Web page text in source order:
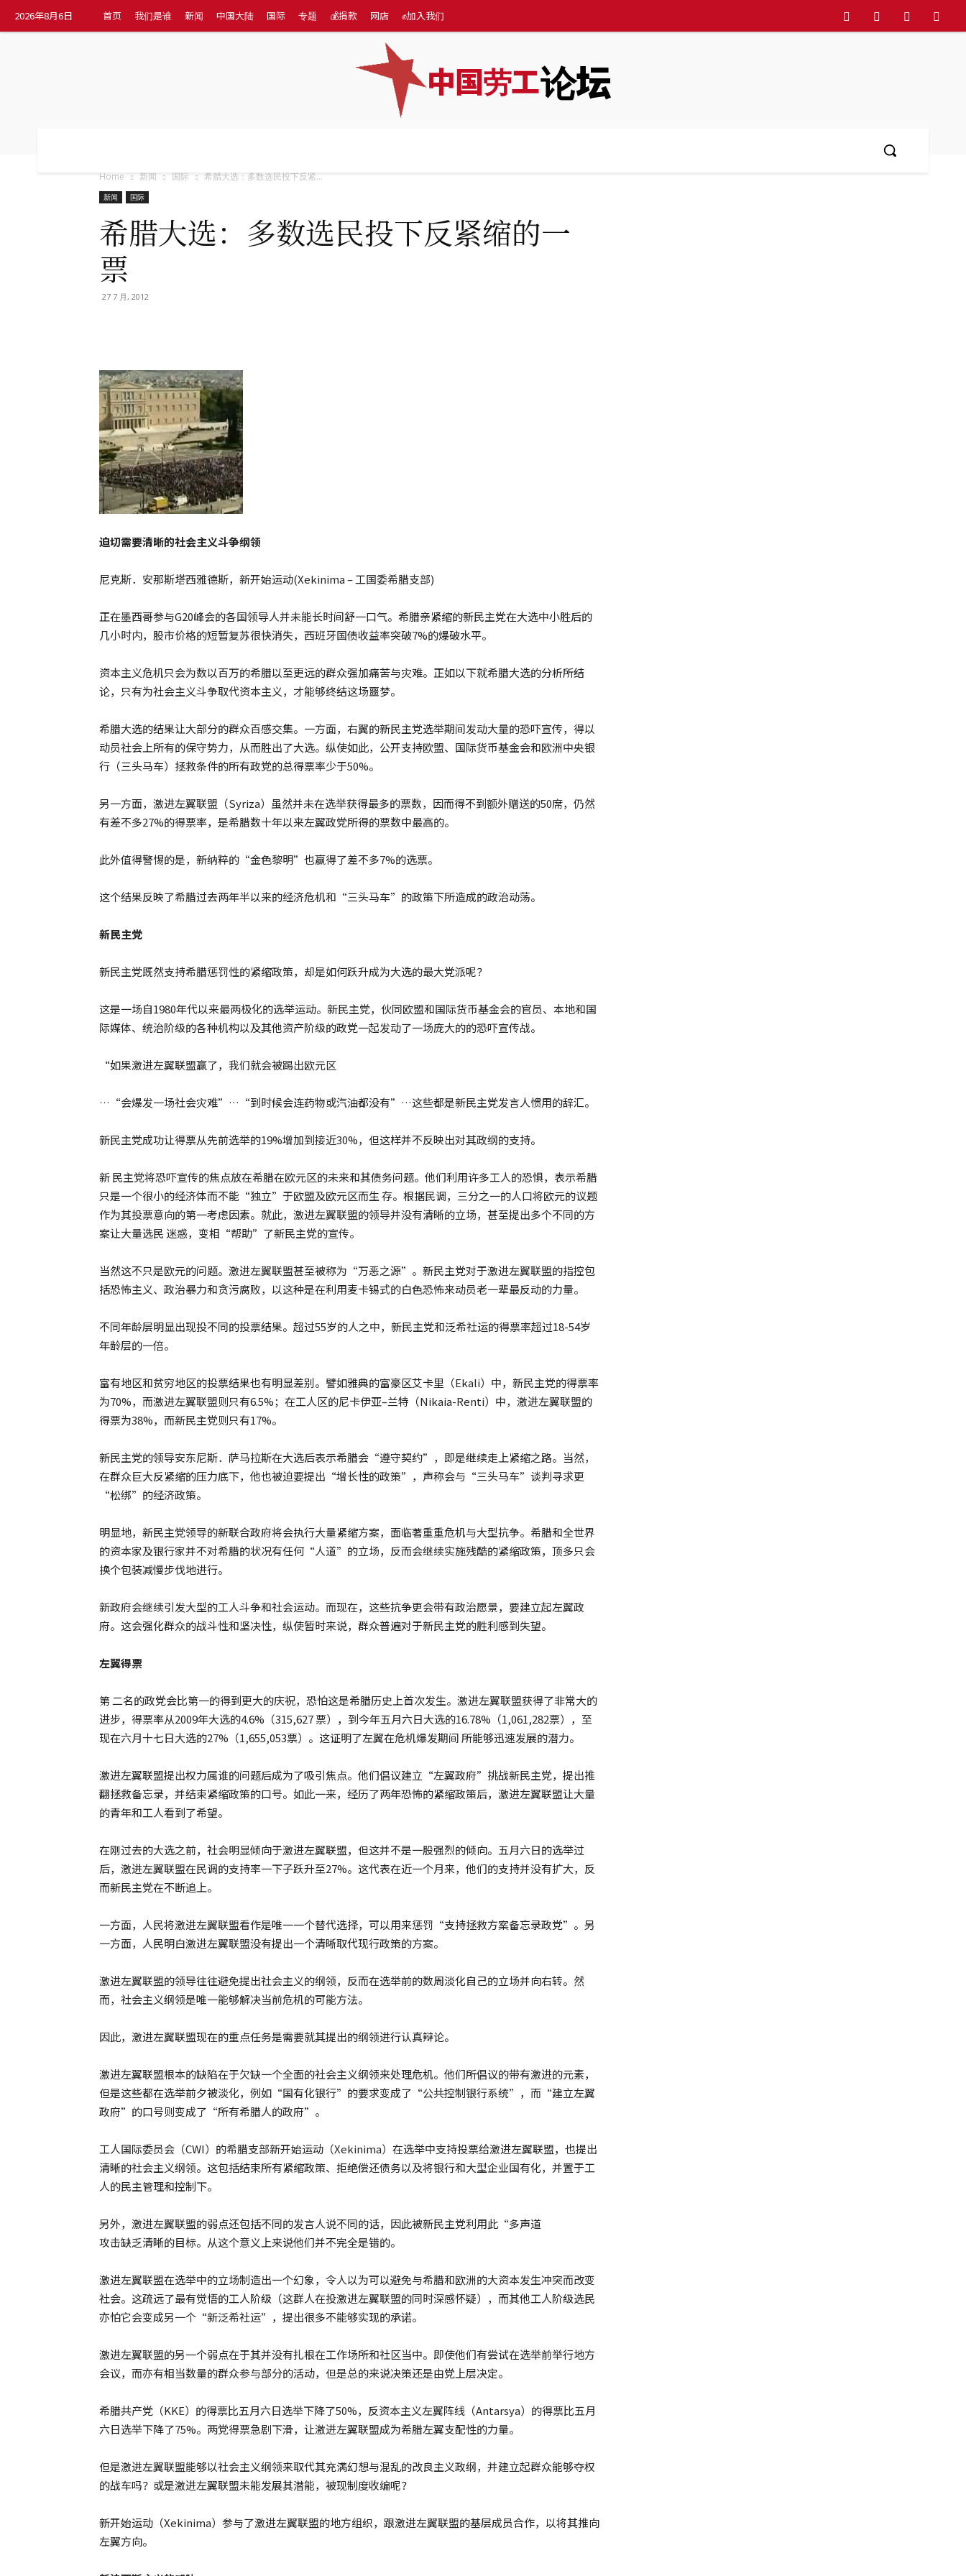
2026年8月6日 首页 我们是谁 新闻 中国大陆 国际 专题 💰捐款 网店 ✊加入我们
中国劳工论坛
Home 新闻 国际 希腊大选：多数选民投下反紧...
新闻 国际
希腊大选：多数选民投下反紧缩的一
票
27 7 月, 2012
迫切需要清晰的社会主义斗争纲领
尼克斯．安那斯塔西雅德斯，新开始运动(Xekinima – 工国委希腊支部)
正在墨西哥参与G20峰会的各国领导人并未能长时间舒一口气。希腊亲紧缩的新民主党在大选中小胜后的
几小时内，股市价格的短暂复苏很快消失，西班牙国债收益率突破7%的爆破水平。
资本主义危机只会为数以百万的希腊以至更远的群众强加痛苦与灾难。正如以下就希腊大选的分析所结
论，只有为社会主义斗争取代资本主义，才能够终结这场噩梦。
希腊大选的结果让大部分的群众百感交集。一方面，右翼的新民主党选举期间发动大量的恐吓宣传，得以
动员社会上所有的保守势力，从而胜出了大选。纵使如此，公开支持欧盟、国际货币基金会和欧洲中央银
行（三头马车）拯救条件的所有政党的总得票率少于50%。
另一方面，激进左翼联盟（Syriza）虽然并未在选举获得最多的票数，因而得不到额外赠送的50席，仍然
有差不多27%的得票率，是希腊数十年以来左翼政党所得的票数中最高的。
此外值得警惕的是，新纳粹的“金色黎明”也赢得了差不多7%的选票。
这个结果反映了希腊过去两年半以来的经济危机和“三头马车”的政策下所造成的政治动荡。
新民主党
新民主党既然支持希腊惩罚性的紧缩政策，却是如何跃升成为大选的最大党派呢？
这是一场自1980年代以来最两极化的选举运动。新民主党，伙同欧盟和国际货币基金会的官员、本地和国
际媒体、统治阶级的各种机构以及其他资产阶级的政党一起发动了一场庞大的的恐吓宣传战。
“如果激进左翼联盟赢了，我们就会被踢出欧元区
…“会爆发一场社会灾难”…“到时候会连药物或汽油都没有”…这些都是新民主党发言人惯用的辞汇。
新民主党成功让得票从先前选举的19%增加到接近30%，但这样并不反映出对其政纲的支持。
新 民主党将恐吓宣传的焦点放在希腊在欧元区的未来和其债务问题。他们利用许多工人的恐惧，表示希腊
只是一个很小的经济体而不能“独立”于欧盟及欧元区而生 存。根据民调，三分之一的人口将欧元的议题
作为其投票意向的第一考虑因素。就此，激进左翼联盟的领导并没有清晰的立场，甚至提出多个不同的方
案让大量选民 迷惑，变相“帮助”了新民主党的宣传。
当然这不只是欧元的问题。激进左翼联盟甚至被称为“万恶之源”。新民主党对于激进左翼联盟的指控包
括恐怖主义、政治暴力和贪污腐败，以这种是在利用麦卡锡式的白色恐怖来动员老一辈最反动的力量。
不同年龄层明显出现投不同的投票结果。超过55岁的人之中，新民主党和泛希社运的得票率超过18-54岁
年龄层的一倍。
富有地区和贫穷地区的投票结果也有明显差别。譬如雅典的富豪区艾卡里（Ekali）中，新民主党的得票率
为70%，而激进左翼联盟则只有6.5%；在工人区的尼卡伊亚–兰特（Nikaia-Renti）中，激进左翼联盟的
得票为38%，而新民主党则只有17%。
新民主党的领导安东尼斯．萨马拉斯在大选后表示希腊会“遵守契约”，即是继续走上紧缩之路。当然，
在群众巨大反紧缩的压力底下，他也被迫要提出“增长性的政策”，声称会与“三头马车”谈判寻求更
“松绑”的经济政策。
明显地，新民主党领导的新联合政府将会执行大量紧缩方案，面临著重重危机与大型抗争。希腊和全世界
的资本家及银行家并不对希腊的状况有任何“人道”的立场，反而会继续实施残酷的紧缩政策，顶多只会
换个包装减慢步伐地进行。
新政府会继续引发大型的工人斗争和社会运动。而现在，这些抗争更会带有政治愿景，要建立起左翼政
府。这会强化群众的战斗性和坚决性，纵使暂时来说，群众普遍对于新民主党的胜利感到失望。
左翼得票
第 二名的政党会比第一的得到更大的庆祝，恐怕这是希腊历史上首次发生。激进左翼联盟获得了非常大的
进步，得票率从2009年大选的4.6%（315,627 票），到今年五月六日大选的16.78%（1,061,282票），至
现在六月十七日大选的27%（1,655,053票）。这证明了左翼在危机爆发期间 所能够迅速发展的潜力。
激进左翼联盟提出权力属谁的问题后成为了吸引焦点。他们倡议建立“左翼政府”挑战新民主党，提出推
翻拯救备忘录，并结束紧缩政策的口号。如此一来，经历了两年恐怖的紧缩政策后，激进左翼联盟让大量
的青年和工人看到了希望。
在刚过去的大选之前，社会明显倾向于激进左翼联盟，但这并不是一股强烈的倾向。五月六日的选举过
后，激进左翼联盟在民调的支持率一下子跃升至27%。这代表在近一个月来，他们的支持并没有扩大，反
而新民主党在不断追上。
一方面，人民将激进左翼联盟看作是唯一一个替代选择，可以用来惩罚“支持拯救方案备忘录政党”。另
一方面，人民明白激进左翼联盟没有提出一个清晰取代现行政策的方案。
激进左翼联盟的领导往往避免提出社会主义的纲领，反而在选举前的数周淡化自己的立场并向右转。然
而，社会主义纲领是唯一能够解决当前危机的可能方法。
因此，激进左翼联盟现在的重点任务是需要就其提出的纲领进行认真辩论。
激进左翼联盟根本的缺陷在于欠缺一个全面的社会主义纲领来处理危机。他们所倡议的带有激进的元素，
但是这些都在选举前夕被淡化，例如“国有化银行”的要求变成了“公共控制银行系统”，而“建立左翼
政府”的口号则变成了“所有希腊人的政府”。
工人国际委员会（CWI）的希腊支部新开始运动（Xekinima）在选举中支持投票给激进左翼联盟，也提出
清晰的社会主义纲领。这包括结束所有紧缩政策、拒绝偿还债务以及将银行和大型企业国有化，并置于工
人的民主管理和控制下。
另外，激进左翼联盟的弱点还包括不同的发言人说不同的话，因此被新民主党利用此“多声道
攻击缺乏清晰的目标。从这个意义上来说他们并不完全是错的。
激进左翼联盟在选举中的立场制造出一个幻象，令人以为可以避免与希腊和欧洲的大资本发生冲突而改变
社会。这疏远了最有觉悟的工人阶级（这群人在投激进左翼联盟的同时深感怀疑），而其他工人阶级选民
亦怕它会变成另一个“新泛希社运”，提出很多不能够实现的承诺。
激进左翼联盟的另一个弱点在于其并没有扎根在工作场所和社区当中。即使他们有尝试在选举前举行地方
会议，而亦有相当数量的群众参与部分的活动，但是总的来说决策还是由党上层决定。
希腊共产党（KKE）的得票比五月六日选举下降了50%，反资本主义左翼阵线（Antarsya）的得票比五月
六日选举下降了75%。两党得票急剧下滑，让激进左翼联盟成为希腊左翼支配性的力量。
但是激进左翼联盟能够以社会主义纲领来取代其充满幻想与混乱的改良主义政纲，并建立起群众能够夺权
的战车吗？或是激进左翼联盟未能发展其潜能，被现制度收编呢？
新开始运动（Xekinima）参与了激进左翼联盟的地方组织，跟激进左翼联盟的基层成员合作，以将其推向
左翼方向。